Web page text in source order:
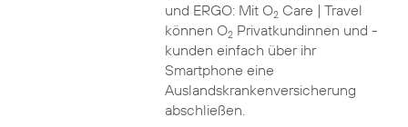
und ERGO: Mit O2Care | Travel
können O2Privatkundinnen und -
kunden einfach über ihr
Smartphone eine
Auslandskrankenversicherung
abschließen.